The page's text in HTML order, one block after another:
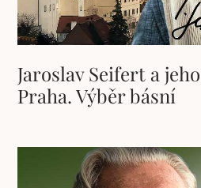
Jaroslav Seifert a
Praha. Výběr básní